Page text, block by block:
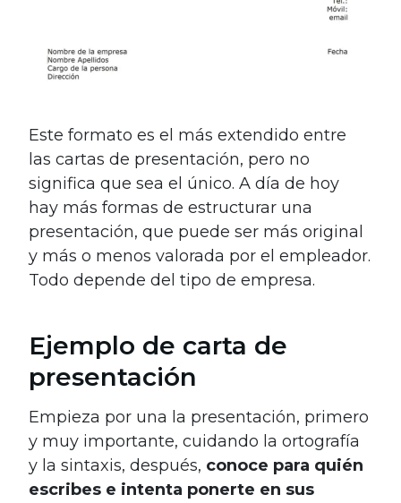
Este formato es el más extendido entre
las cartas de presentación, pero no
significa que sea el único. A día de hoy
hay más formas de estructurar una
presentación, que puede ser más original
y más o menos valorada por el empleador.
Todo depende del tipo de empresa.
Ejemplo de carta de
presentación
Empieza por una la presentación, primero
y muy importante, cuidando la ortografía
y la sintaxis, después, conoce para quién
escribes e intenta ponerte en sus